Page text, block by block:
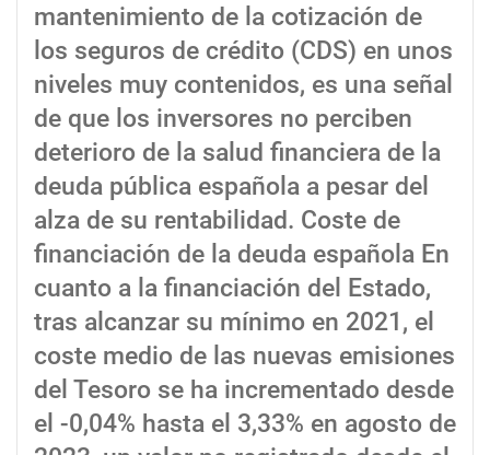
mantenimiento de la cotización de
los seguros de crédito (CDS) en unos
niveles muy contenidos, es una señal
de que los inversores no perciben
deterioro de la salud financiera de la
deuda pública española a pesar del
alza de su rentabilidad. Coste de
financiación de la deuda española En
cuanto a la financiación del Estado,
tras alcanzar su mínimo en 2021, el
coste medio de las nuevas emisiones
del Tesoro se ha incrementado desde
el -0,04% hasta el 3,33% en agosto de